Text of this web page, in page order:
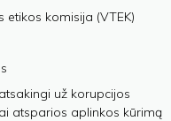
komisija (VTEK)
už korupcijos
atsparios aplinkos kūrimą